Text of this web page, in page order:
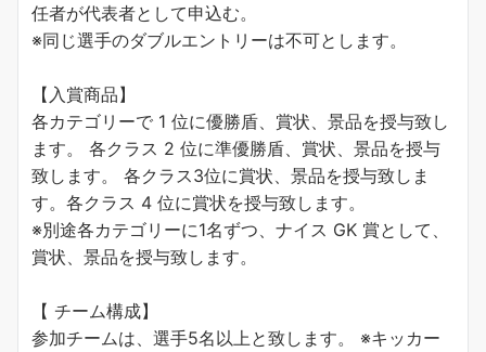
任者が代表者として申込む。
※同じ選手のダブルエントリーは不可とします。
【入賞商品】
各カテゴリーで 1 位に優勝盾、賞状、景品を授与致し
ます。 各クラス 2 位に準優勝盾、賞状、景品を授与
致します。 各クラス3位に賞状、景品を授与致しま
す。各クラス 4 位に賞状を授与致します。
※別途各カテゴリーに1名ずつ、ナイス GK 賞として、
賞状、景品を授与致します。
【 チーム構成】
参加チームは、選手5名以上と致します。 ※キッカー